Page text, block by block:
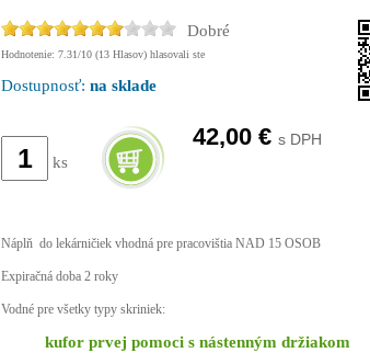
Dobré
Hodnotenie: 7.31/10 (13 Hlasov) hlasovali ste
Dostupnosť: na sklade
ks
42,00 € s DPH
Náplň do lekárničiek vhodná pre pracovištia NAD 15 OSOB
Expiračná doba 2 roky
Vodné pre všetky typy skriniek:
kufor prvej pomoci s nástenným držiakom